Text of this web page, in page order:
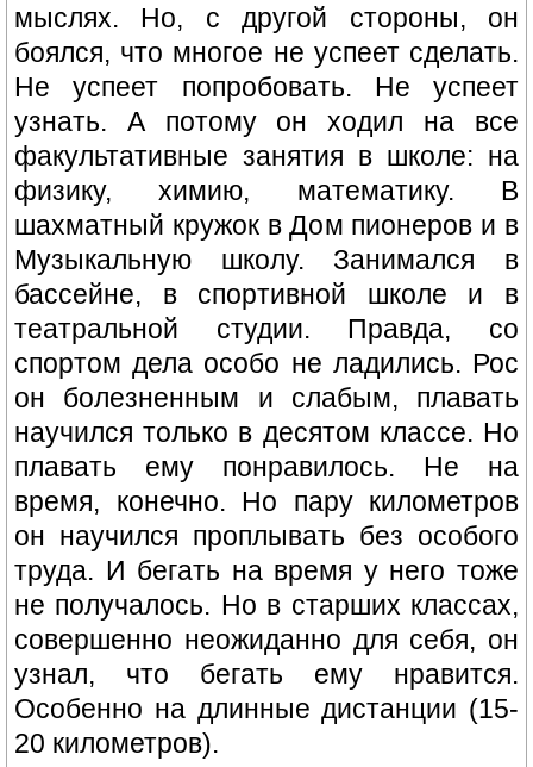
мыслях. Но, с другой стороны, он
боялся, что многое не успеет сделать.
Не успеет попробовать. Не успеет
узнать. А потому он ходил на все
факультативные занятия в школе: на
физику, химию, математику. В
шахматный кружок в Дом пионеров и в
Музыкальную школу. Занимался в
бассейне, в спортивной школе и в
театральной студии. Правда, со
спортом дела особо не ладились. Рос
он болезненным и слабым, плавать
научился только в десятом классе. Но
плавать ему понравилось. Не на
время, конечно. Но пару километров
он научился проплывать без особого
труда. И бегать на время у него тоже
не получалось. Но в старших классах,
совершенно неожиданно для себя, он
узнал, что бегать ему нравится.
Особенно на длинные дистанции (15-
20 километров).